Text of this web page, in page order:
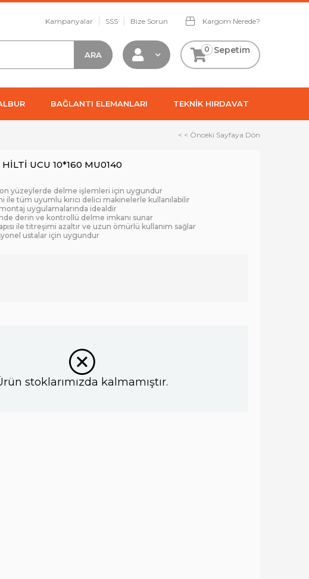
Kampanyalar SSS Bize Sorun Kargom Nerede?
Sepetim
0
BAĞLANTI ELEMANLARI TEKNİK HIRDAVAT
< < Önceki Sayfaya Dön
HİLTİ UCU 10*160 MU0140
yüzeylerde delme işlemleri için uygundur
ile tüm uyumlu kırıcı delici makinelerle kullanılabilir
uygulamalarında idealdir
derin ve kontrollü delme imkanı sunar
ile titreşimi azaltır ve uzun ömürlü kullanım sağlar
ustalar için uygundur
stoklarımızda kalmamıştır.